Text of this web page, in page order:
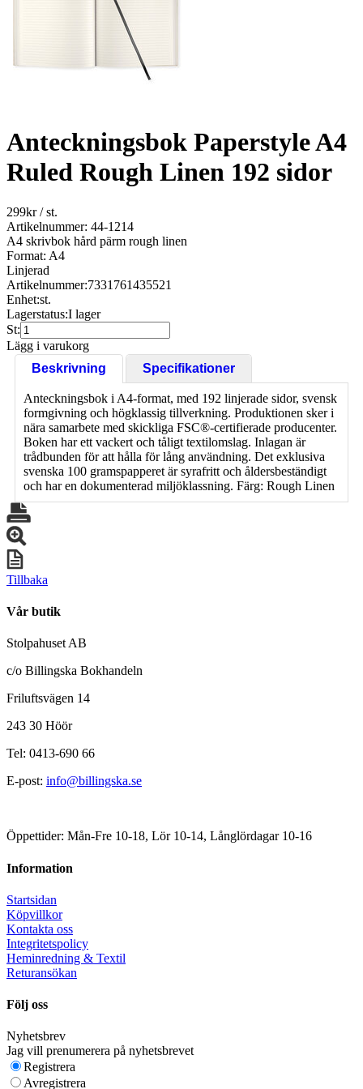
Anteckningsbok Paperstyle A4
Ruled Rough Linen 192 sidor
299kr/ st.
Artikelnummer: 44-1214
A4 skrivbok hård pärm rough linen
Format: A4
Linjerad
Artikelnummer:7331761435521
Enhet:st.
Lagerstatus:I lager
St:
Lägg i varukorg
Beskrivning
Specifikationer
Anteckningsbok i A4-format, med 192 linjerade sidor, svensk
formgivning och högklassig tillverkning. Produktionen sker i
nära samarbete med skickliga FSC®-certifierade producenter.
Boken har ett vackert och tåligt textilomslag. Inlagan är
trådbunden för att hålla för lång användning. Det exklusiva
svenska 100 gramspapperet är syrafritt och åldersbeständigt
och har en dokumenterad miljöklassning. Färg: Rough Linen
Tillbaka
Vår butik
Stolpahuset AB
c/o Billingska Bokhandeln
Friluftsvägen 14
243 30 Höör
Tel: 0413-690 66
E-post: info@billingska.se
Öppettider: Mån-Fre 10-18, Lör 10-14, Långlördagar 10-16
Information
Startsidan
Köpvillkor
Kontakta oss
Integritetspolicy
Heminredning & Textil
Returansökan
Följ oss
Nyhetsbrev
Jag vill prenumerera på nyhetsbrevet
Registrera
Avregistrera